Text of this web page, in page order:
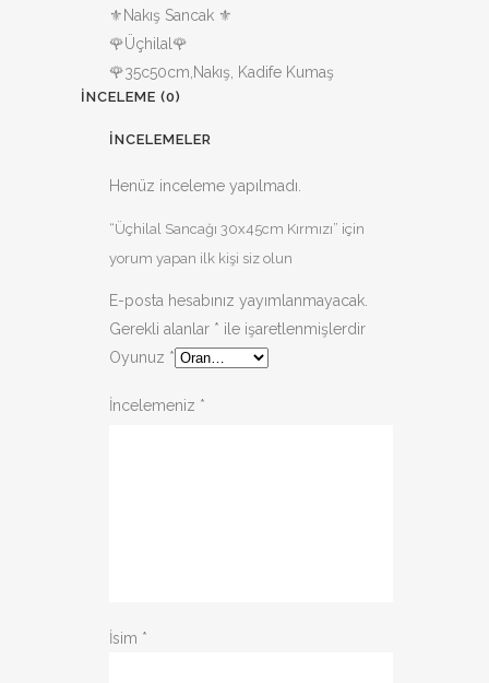
⚜Nakış Sancak ⚜
🌹Üçhilal🌹
🌹35c50cm,Nakış, Kadife Kumaş
İNCELEME (0)
İNCELEMELER
Henüz inceleme yapılmadı.
“Üçhilal Sancağı 30x45cm Kırmızı” için
yorum yapan ilk kişi siz olun
E-posta hesabınız yayımlanmayacak.
Gerekli alanlar * ile işaretlenmişlerdir
Oyunuz *
İncelemeniz *
İsim *